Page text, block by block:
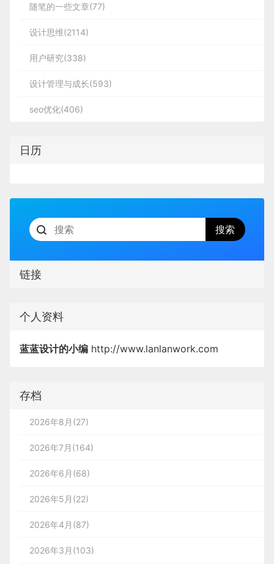
随笔的一些文章(77)
设计思维(2114)
用户研究(338)
设计管理与成长(593)
seo优化(406)
日历
链接
个人资料
蓝蓝设计的小编 http://www.lanlanwork.com
存档
2026年8月(27)
2026年7月(164)
2026年6月(68)
2026年5月(22)
2026年4月(87)
2026年3月(103)